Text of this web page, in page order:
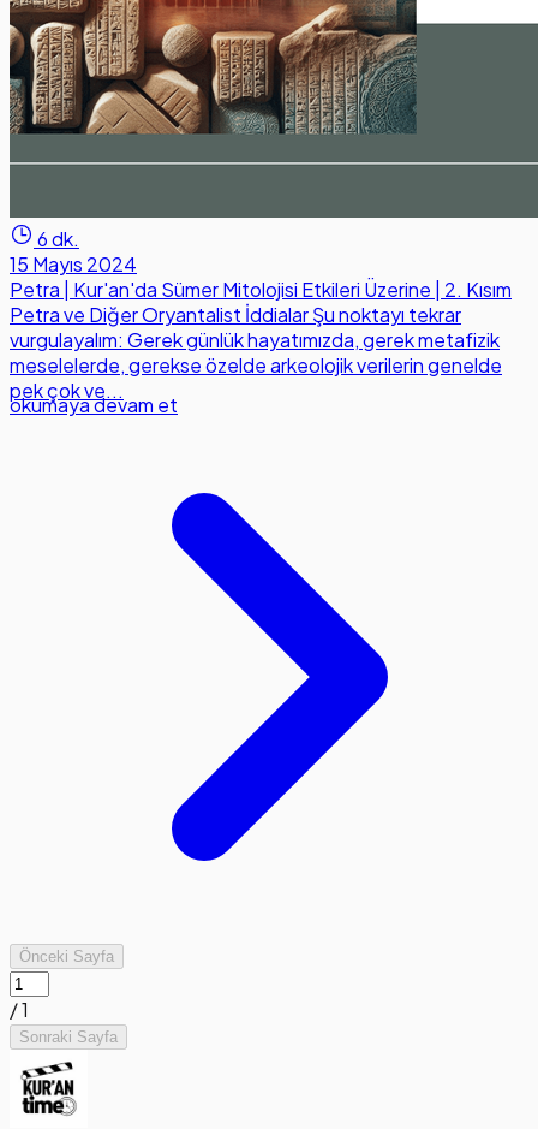
6 dk.
15 Mayıs 2024
Petra | Kur'an'da Sümer Mitolojisi Etkileri Üzerine | 2. Kısım
Petra ve Diğer Oryantalist İddialar Şu noktayı tekrar
vurgulayalım: Gerek günlük hayatımızda, gerek metafizik
meselelerde, gerekse özelde arkeolojik verilerin genelde
pek çok ve...
okumaya devam et
Önceki Sayfa
/1
Sonraki Sayfa